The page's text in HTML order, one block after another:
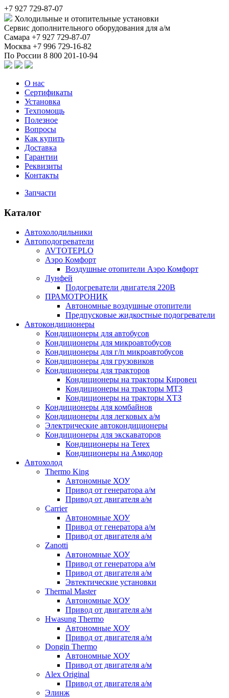
+7 927 729-87-07
Холодильные и отопительные установки
Сервис дополнительного оборудования для а/м
Самара +7 927 729-87-07
Москва +7 996 729-16-82
По России 8 800 201-10-94
О нас
Сертификаты
Установка
Техпомощь
Полезное
Вопросы
Как купить
Доставка
Гарантии
Реквизиты
Контакты
Запчасти
Каталог
Автохолодильники
Автоподогреватели
AVTOTEPLO
Аэро Комфорт
Воздушные отопители Аэро Комфорт
Лунфей
Подогреватели двигателя 220В
ПРАМОТРОНИК
Автономные воздушные отопители
Предпусковые жидкостные подогреватели
Автокондиционеры
Кондиционеры для автобусов
Кондиционеры для микроавтобусов
Кондиционеры для г/п микроавтобусов
Кондиционеры для грузовиков
Кондиционеры для тракторов
Кондиционеры на тракторы Кировец
Кондиционеры на тракторы МТЗ
Кондиционеры на тракторы ХТЗ
Кондиционеры для комбайнов
Кондиционеры для легковых а/м
Электрические автокондиционеры
Кондиционеры для экскаваторов
Кондиционеры на Terex
Кондиционеры на Амкодор
Автохолод
Thermo King
Автономные ХОУ
Привод от генератора а/м
Привод от двигателя а/м
Carrier
Автономные ХОУ
Привод от генератора а/м
Привод от двигателя а/м
Zanotti
Автономные ХОУ
Привод от генератора а/м
Привод от двигателя а/м
Эвтектические установки
Thermal Master
Автономные ХОУ
Привод от двигателя а/м
Hwasung Thermo
Автономные ХОУ
Привод от двигателя а/м
Dongin Thermo
Автономные ХОУ
Привод от двигателя а/м
Alex Original
Привод от двигателя а/м
Элинж